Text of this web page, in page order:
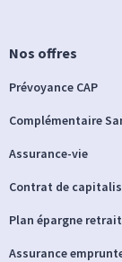
Nos offres
Prévoyance CAP
Complémentaire
Assurance-vie
Contrat de
Plan épargne
Assurance